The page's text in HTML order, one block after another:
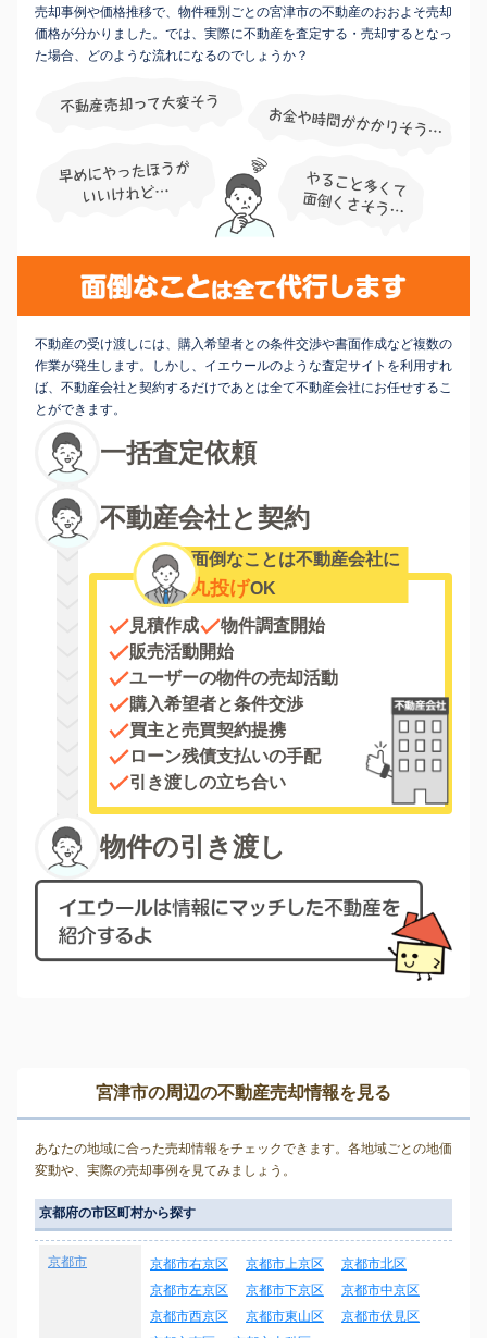
売却事例や価格推移で、物件種別ごとの宮津市の不動産のおおよそ売却
価格が分かりました。では、実際に不動産を査定する・売却するとなっ
た場合、どのような流れになるのでしょうか？
不動産の受け渡しには、購入希望者との条件交渉や書面作成など複数の
作業が発生します。しかし、イエウールのような査定サイトを利用すれ
ば、不動産会社と契約するだけであとは全て不動産会社にお任せするこ
とができます。
一括査定依頼
不動産会社と契約
面倒なことは不動産会社に
丸投げOK
見積作成
物件調査開始
販売活動開始
ユーザーの物件の売却活動
購入希望者と条件交渉
買主と売買契約提携
ローン残債支払いの手配
引き渡しの立ち合い
物件の引き渡し
宮津市の周辺の不動産売却情報を見る
あなたの地域に合った売却情報をチェックできます。各地域ごとの地価
変動や、実際の売却事例を見てみましょう。
京都府の市区町村から探す
京都市 京都市右京区 京都市上京区
京都市北区
京都市左京区
京都市下京区
京都市中京区
京都市西京区
京都市東山区
京都市伏見区